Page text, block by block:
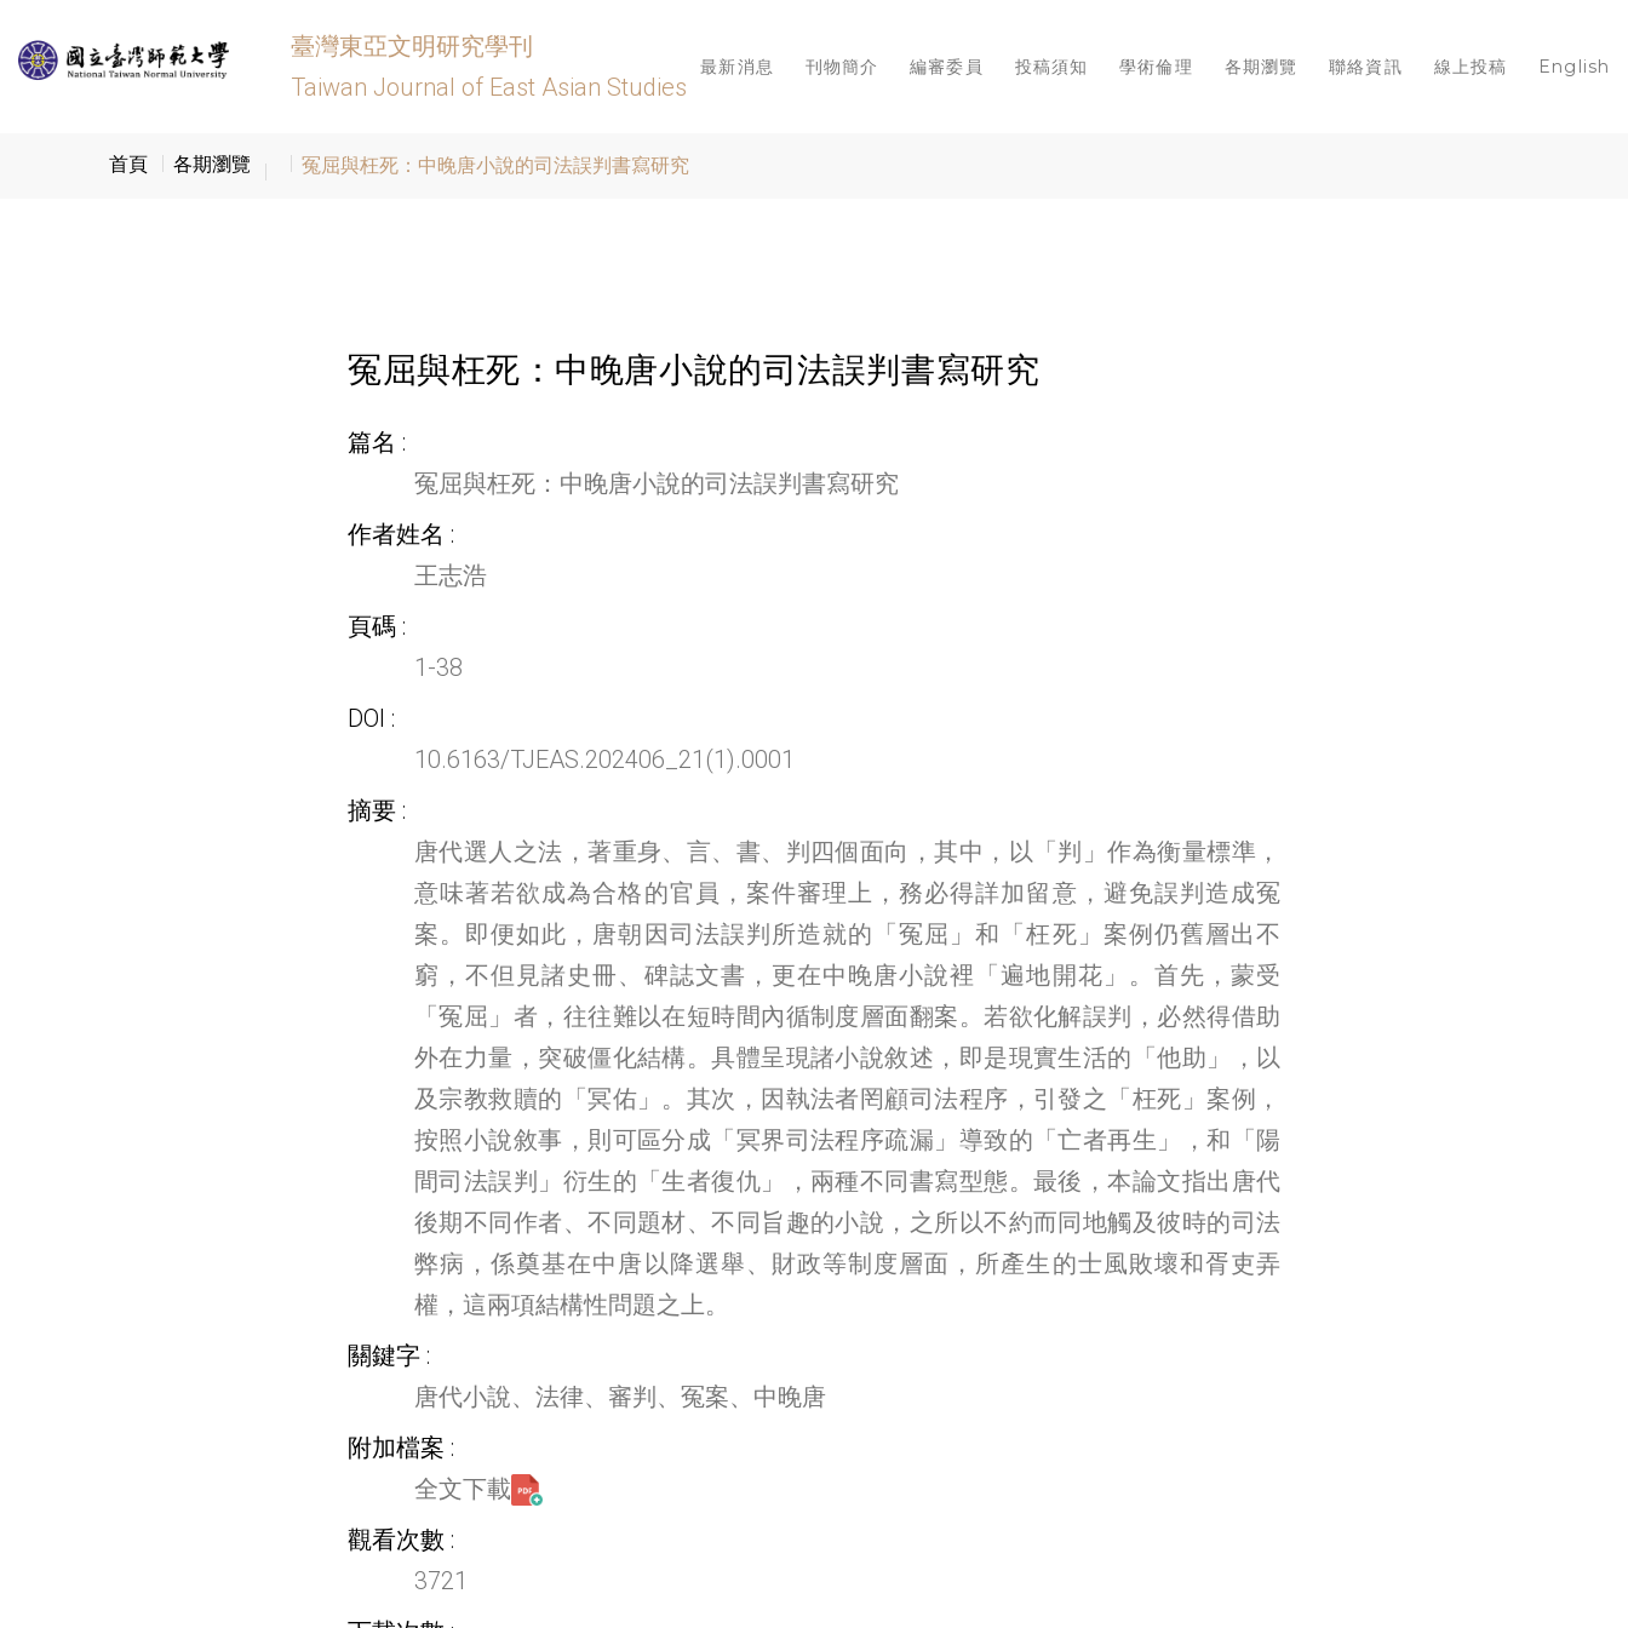
最新消息 刊物簡介 編審委員 投稿須知 學術倫理 各期瀏覽 聯絡資訊 線上投稿 English
臺灣東亞文明研究學刊
Taiwan Journal of East Asian Studies
首頁 各期瀏覽 冤屈與枉死：中晚唐小說的司法誤判書寫研究
冤屈與枉死：中晚唐小說的司法誤判書寫研究
篇名
冤屈與枉死：中晚唐小說的司法誤判書寫研究
作者姓名
王志浩
頁碼
1-38
DOI
10.6163/TJEAS.202406_21(1).0001
摘要
唐代選人之法，著重身、言、書、判四個面向，其中，以「判」作為衡量標準，
意味著若欲成為合格的官員，案件審理上，務必得詳加留意，避免誤判造成冤
案。即便如此，唐朝因司法誤判所造就的「冤屈」和「枉死」案例仍舊層出不
窮，不但見諸史冊、碑誌文書，更在中晚唐小說裡「遍地開花」。首先，蒙受
「冤屈」者，往往難以在短時間內循制度層面翻案。若欲化解誤判，必然得借助
外在力量，突破僵化結構。具體呈現諸小說敘述，即是現實生活的「他助」，以
及宗教救贖的「冥佑」。其次，因執法者罔顧司法程序，引發之「枉死」案例，
按照小說敘事，則可區分成「冥界司法程序疏漏」導致的「亡者再生」，和「陽
間司法誤判」衍生的「生者復仇」，兩種不同書寫型態。最後，本論文指出唐代
後期不同作者、不同題材、不同旨趣的小說，之所以不約而同地觸及彼時的司法
弊病，係奠基在中唐以降選舉、財政等制度層面，所產生的士風敗壞和胥吏弄
權，這兩項結構性問題之上。
關鍵字
唐代小說、法律、審判、冤案、中晚唐
附加檔案
全文下載
觀看次數
3721